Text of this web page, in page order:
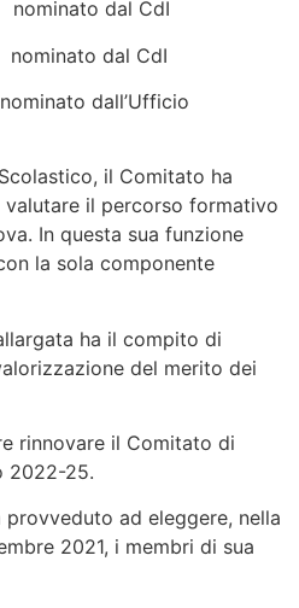
dal CdI
dal CdI
dall’Ufficio
il Comitato ha
il percorso formativo
In questa sua funzione
la sola componente
ha il compito di
del merito dei
rinnovare il Comitato di
2022-25.
ad eleggere, nella
2021, i membri di sua